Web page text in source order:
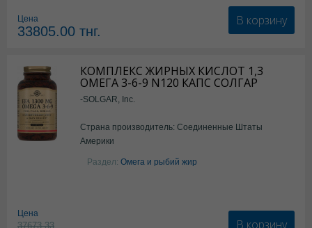
Цена
33805.00 тнг.
В корзину
КОМПЛЕКС ЖИРНЫХ КИСЛОТ 1,3
ОМЕГА 3-6-9 N120 КАПС СОЛГАР
-SOLGAR, Inc.
Страна производитель: Соединенные Штаты
Америки
Раздел: Омега и рыбий жир
Цена
37673.33 В корзину